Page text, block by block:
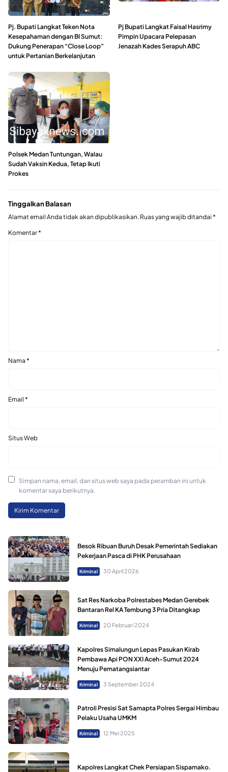
Pj. Bupati Langkat Teken Nota
Kesepahaman dengan BI Sumut:
Dukung Penerapan “Close Loop”
untuk Pertanian Berkelanjutan
Pj Bupati Langkat Faisal Hasrimy
Pimpin Upacara Pelepasan
Jenazah Kades Serapuh ABC
Polsek Medan Tuntungan, Walau
Sudah Vaksin Kedua, Tetap Ikuti
Prokes
Tinggalkan Balasan
Alamat email Anda tidak akan dipublikasikan. Ruas yang wajib ditandai *
Komentar*
Nama *
Email *
Situs Web
Simpan nama, email, dan situs web saya pada peramban ini untuk
komentar saya berikutnya.
Besok Ribuan Buruh Desak Pemerintah Sediakan
Pekerjaan Pasca di PHK Perusahaan
Kriminal 30 April 2026
Sat Res Narkoba Polrestabes Medan Gerebek
Bantaran Rel KA Tembung 3 Pria Ditangkap
Kriminal 20 Februari 2024
Kapolres Simalungun Lepas Pasukan Kirab
Pembawa Api PON XXI Aceh-Sumut 2024
Menuju Pematangsiantar
Kriminal 3 September 2024
Patroli Presisi Sat Samapta Polres Sergai Himbau
Pelaku Usaha UMKM
Kriminal 12 Mei 2025
Kapolres Langkat Chek Persiapan Sispamako.